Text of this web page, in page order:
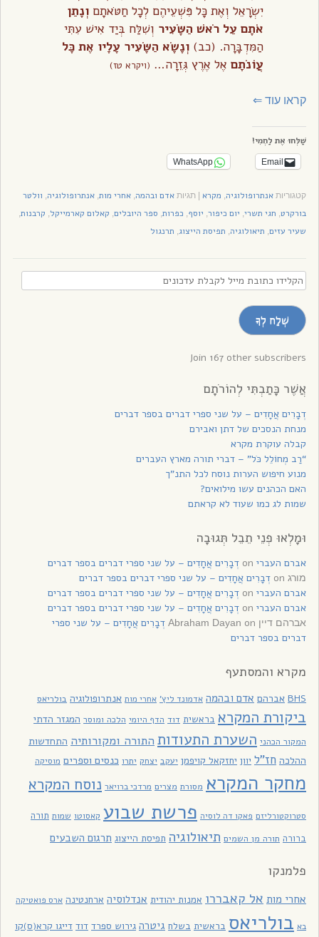
יִשְׂרָאֵל וְאֶת כָּל פִּשְׁעֵיהֶם לְכָל חַטֹּאתָםוְנָתַן
אֹתָם עַל רֹאשׁ הַשָּׂעִיר וְשִׁלַּח בְּיַד אִישׁ עִתִּי
הַמִּדְבָּרָה. (כב)וְנָשָׂא הַשָּׂעִיר עָלָיו אֶת כָּל
עֲו‍ֹנֹתָם אֶל אֶרֶץ גְּזֵרָה… (ויקרא טז)
קראו עוד⇐
שַׁלְּחוּ אֶת לַחְמִי!
Email
WhatsApp
קטגוריותאנתרופולוגיה, מקרא |תגיותאדם ובהמה,אחרי מות,אנתרופולוגיה, וולטר
בורקרט, חגי תשרי, יום כיפור, יוסף, כפרות, ספר היובלים, קאלום קארמייקל, קרבנות,
שעיר עזים, תיאולוגיה, תפיסת הייצוג, תרנגול
הקלידו
כתובת
מייל
לקבלת
עדכונים
שְׁלַח לְךָ
Join 167 other subscribers
אֲשֶׁר כָּתַבְתִּי לְהוֹרֹתָם
דְבָרִים אֲחָדִים – על שני ספרי דברים בספר דברים
מנחת הנסכים של דתן ואבירם
קבלה עוקרת מקרא
“רַב מְחוֹלֵל כֹּל” – דברי תורה מארץ העברים
מנוע חיפוש הערות נוסח לכל התנ”ך
האם הכהנים עשו מילואים?
שמות לג כמו שעוד לא קראתם
וּמָלְאוּ פְנֵי תֵבֵל תְּגוּבָה
אברם העברי דְבָרִים אֲחָדִים – על שני ספרי דברים בספר דברים
מורג
דְבָרִים אֲחָדִים – על שני ספרי דברים בספר דברים
אברם העברי
דְבָרִים אֲחָדִים – על שני ספרי דברים בספר דברים
אברם העברי
דְבָרִים אֲחָדִים – על שני ספרי דברים בספר דברים
אברהם דיין Abraham Dayan on
דְבָרִים אֲחָדִים – על שני ספרי
דברים בספר דברים
מקרא והמסתעף
BHS אברהם אדם ובהמה אדמונד ליץ' אחרי מות אנתרופולוגיה בולריאס
ביקורת המקרא בראשית דוד הדף היומי הלכה ומוסר המגזר הדתי
המקור הכהני השערת התעודות התורה ומקורותיה התחדשות
ההלכה חז"ל יוון יחזקאל קויפמן יעקב יצחק יתרו כנסים וספרים מוסיקה
מחקר המקרא מסורת מצרים מרדכי ברויאר נוסח המקרא
סטרוקטורליזם פאקו דה לוסיה פרשת שבוע קאסוטו שמות תורה
ברורה תורה מן השמים תיאולוגיה תפיסת הייצוג תרגום השבעים
פלמנקו
אחרי מות אל קאבררו אמנות יהודית אנדלוסיה ארחנטינה ארס פואטיקה
בא בולריאס בראשית בשלח גיטרה גירוש ספרד דוד דייגו קרא(ס)קו